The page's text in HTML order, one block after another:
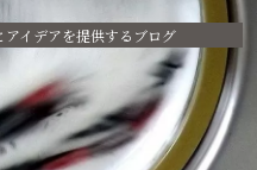
イデアを提供するブログ